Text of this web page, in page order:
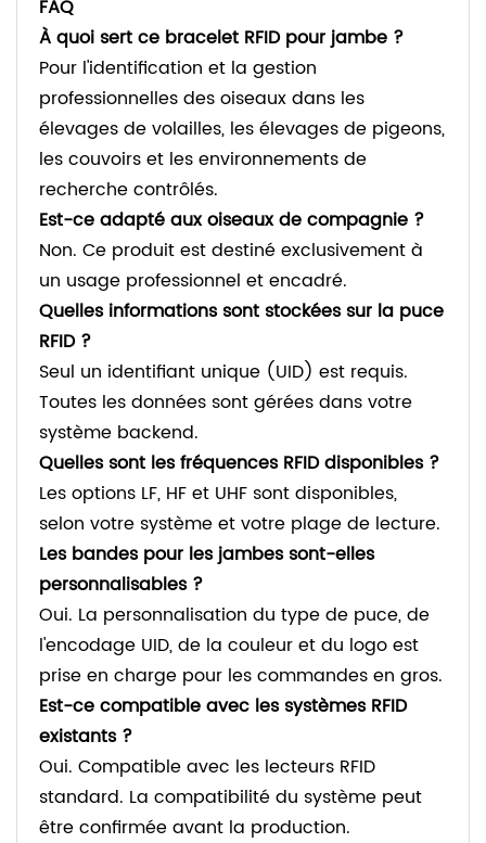
FAQ
À quoi sert ce bracelet RFID pour jambe ?
Pour l'identification et la gestion
professionnelles des oiseaux dans les
élevages de volailles, les élevages de pigeons,
les couvoirs et les environnements de
recherche contrôlés.
Est-ce adapté aux oiseaux de compagnie ?
Non. Ce produit est destiné exclusivement à
un usage professionnel et encadré.
Quelles informations sont stockées sur la puce
RFID ?
Seul un identifiant unique (UID) est requis.
Toutes les données sont gérées dans votre
système backend.
Quelles sont les fréquences RFID disponibles ?
Les options LF, HF et UHF sont disponibles,
selon votre système et votre plage de lecture.
Les bandes pour les jambes sont-elles
personnalisables ?
Oui. La personnalisation du type de puce, de
l'encodage UID, de la couleur et du logo est
prise en charge pour les commandes en gros.
Est-ce compatible avec les systèmes RFID
existants ?
Oui. Compatible avec les lecteurs RFID
standard. La compatibilité du système peut
être confirmée avant la production.